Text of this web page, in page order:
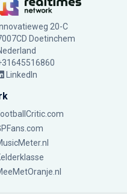
20-C
Doetinchem
LinkedIn